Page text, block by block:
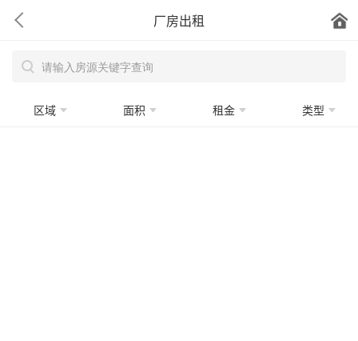
厂房出租
区域 面积 租金 类型